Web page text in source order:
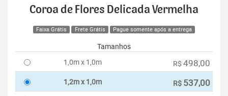
Coroa de Flores Delicada Vermelha
Faixa Grátis Frete Grátis Pague somente após a entrega
Tamanhos
1,0m x 1,0m
R$ 498,00
1,2m x 1,0m R$ 537,00